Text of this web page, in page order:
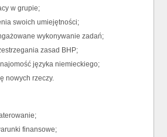
w grupie;
swoich umiejętności;
wykonywanie zadań;
zasad BHP;
języka niemieckiego;
nowych rzeczy.
finansowe;